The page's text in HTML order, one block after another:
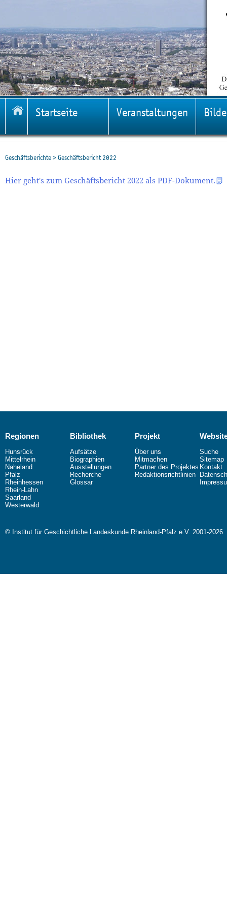
Startseite Veranstaltungen
Geschäftsberichte>Geschäftsbericht 2022
Hier geht's zum Geschäftsbericht 2022 als PDF-Dokument.
Regionen
Hunsrück
Mittelrhein
Naheland
Pfalz
Rheinhessen
Rhein-Lahn
Saarland
Westerwald
Bibliothek
Aufsätze
Biographien
Ausstellungen
Recherche
Glossar
Projekt
Über uns
Mitmachen
Partner des Projektes
Redaktionsrichtlinien
Suche
Sitemap
Kontakt
© Institut für Geschichtliche Landeskunde Rheinland-Pfalz e.V. 2001-2026